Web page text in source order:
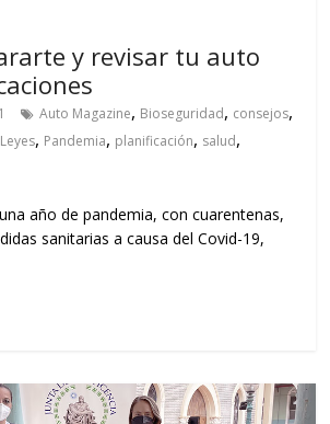
y revisar tu auto
Auto Magazine, Bioseguridad, consejos,
Leyes, Pandemia, planificación, salud,
año de pandemia, con cuarentenas,
sanitarias a causa del Covid-19,